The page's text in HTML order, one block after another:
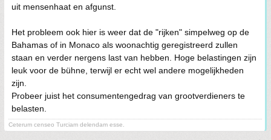
uit mensenhaat en afgunst.
Het probleem ook hier is weer dat de "rijken" simpelweg op de
Bahamas of in Monaco als woonachtig geregistreerd zullen
staan en verder nergens last van hebben. Hoge belastingen zijn
leuk voor de bühne, terwijl er echt wel andere mogelijkheden
zijn.
Probeer juist het consumentengedrag van grootverdieners te
belasten.
Ceterum censeo Turciam delendam esse.